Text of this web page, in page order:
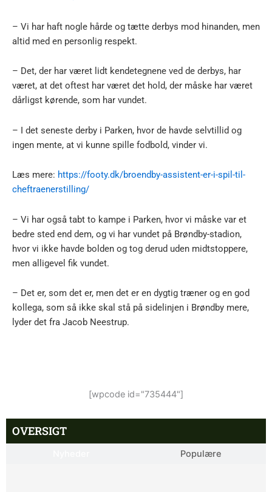
– Vi har haft nogle hårde og tætte derbys mod hinanden, men
altid med en personlig respekt.
– Det, der har været lidt kendetegnene ved de derbys, har
været, at det oftest har været det hold, der måske har været
dårligst kørende, som har vundet.
– I det seneste derby i Parken, hvor de havde selvtillid og
ingen mente, at vi kunne spille fodbold, vinder vi.
Læs mere: https://footy.dk/broendby-assistent-er-i-spil-til-
cheftraenerstilling/
– Vi har også tabt to kampe i Parken, hvor vi måske var et
bedre sted end dem, og vi har vundet på Brøndby-stadion,
hvor vi ikke havde bolden og tog derud uden midtstoppere,
men alligevel fik vundet.
– Det er, som det er, men det er en dygtig træner og en god
kollega, som så ikke skal stå på sidelinjen i Brøndby mere,
lyder det fra Jacob Neestrup.
[wpcode id="735444"]
OVERSIGT
Populære